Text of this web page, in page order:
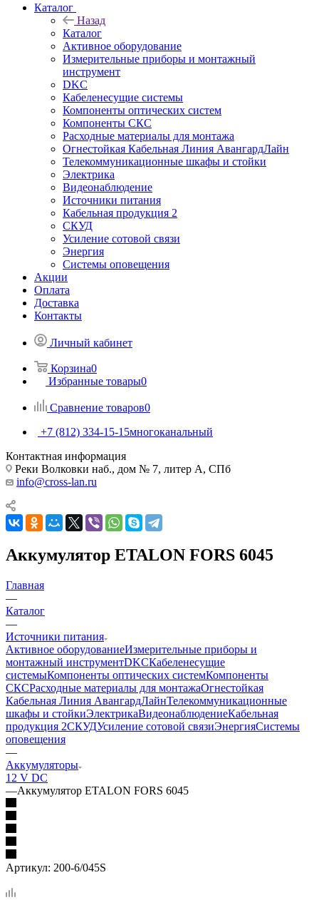
Каталог
Назад
Каталог
Активное оборудование
Измерительные приборы и монтажный
инструмент
DKC
Кабеленесущие системы
Компоненты оптических систем
Компоненты СКС
Расходные материалы для монтажа
Огнестойкая Кабельная Линия АвангардЛайн
Телекоммуникационные шкафы и стойки
Электрика
Видеонаблюдение
Источники питания
Кабельная продукция 2
СКУД
Усиление сотовой связи
Энергия
Системы оповещения
Акции
Оплата
Доставка
Контакты
Личный кабинет
Корзина0
Избранные товары0
Сравнение товаров0
+7 (812) 334-15-15многоканальный
Контактная информация
Реки Волковки наб., дом № 7, литер А, СПб
info@cross-lan.ru
Аккумулятор ETALON FORS 6045
Главная
—
Каталог
—
Источники питания
Активное оборудованиеИзмерительные приборы и
монтажный инструментDKCКабеленесущие
системыКомпоненты оптических системКомпоненты
СКСРасходные материалы для монтажаОгнестойкая
Кабельная Линия АвангардЛайнТелекоммуникационные
шкафы и стойкиЭлектрикаВидеонаблюдениеКабельная
продукция 2СКУДУсиление сотовой связиЭнергияСистемы
оповещения
—
Аккумуляторы
12 V DC
—Аккумулятор ETALON FORS 6045
Артикул: 200-6/045S